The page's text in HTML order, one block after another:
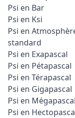
Psi en Bar
Psi en Ksi
Psi en
standard
Psi en Exapascal
Psi en Pétapascal
Psi en Térapascal
Psi en Gigapascal
Psi en Mégapascal
Psi en